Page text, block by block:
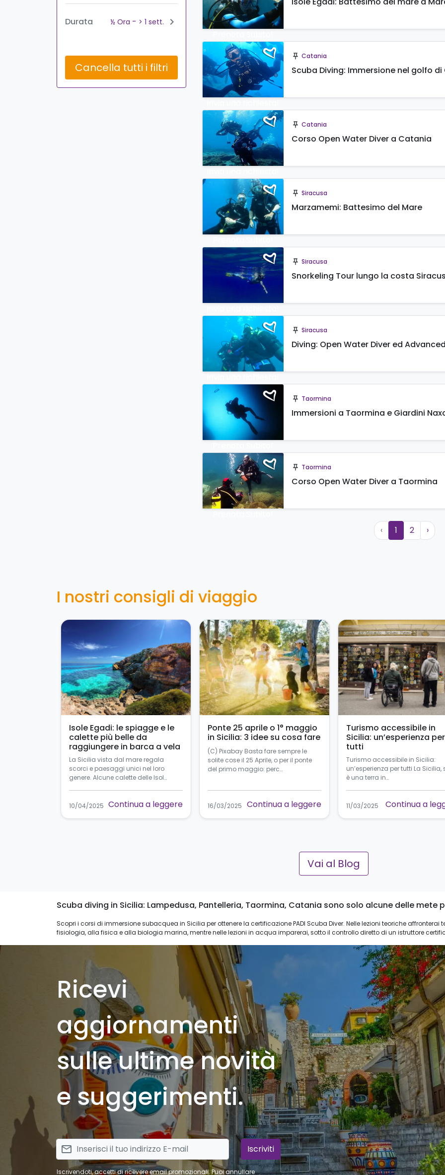
Durata ½ Ora - > 1 sett. chevron_right
Cancella tutti i filtri
push_pin Catania
Scuba Diving: Immersione nel golfo
push_pin Catania
Corso Open Water Diver a Catania
push_pin Siracusa
Marzamemi: Battesimo del Mare
push_pin Siracusa
Snorkeling Tour lungo la costa
push_pin Siracusa
Diving: Open Water Diver ed
push_pin Taormina
Immersioni a Taormina e Giardini
push_pin Taormina
Corso Open Water Diver a Taormina
‹ 1 2 ›
I nostri consigli di viaggio
Isole Egadi: le spiagge e le
calette più belle da
raggiungere in barca a vela
La Sicilia vista dal mare regala
scorci e paesaggi unici nel loro
genere. Alcune calette delle Isol…
10/04/2025 Continua a leggere
Ponte 25 aprile o 1° maggio
in Sicilia: 3 idee su cosa fare
(C) Pixabay Basta fare sempre le
solite cose il 25 Aprile, o per il ponte
del primo maggio: perc…
16/03/2025 Continua a leggere
Turismo accessibile in
Sicilia: un’esperienza per
tutti
Turismo accessibile in Sicilia:
un’esperienza per tutti La Sicilia,
è una terra in…
11/03/2025 Continua a
Vai al Blog
Scuba diving in Sicilia: Lampedusa, Pantelleria, Taormina, Catania sono solo alcune delle mete
Scopri i corsi di immersione subacquea in Sicilia per ottenere la certificazione PADI Scuba Diver. Nelle lezioni teoriche
fisiologia, alla fisica e alla biologia marina, mentre nelle lezioni in acqua imparerai, sotto il controllo diretto di un istruttore
Ricevi
aggiornamenti
sulle ultime novità
e suggerimenti.
email Iscriviti
Iscrivendoti, accetti di ricevere email promozionali. Puoi annullare